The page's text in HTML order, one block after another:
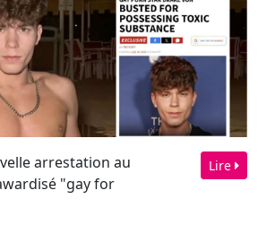
arrestation au
"gay for
Lire